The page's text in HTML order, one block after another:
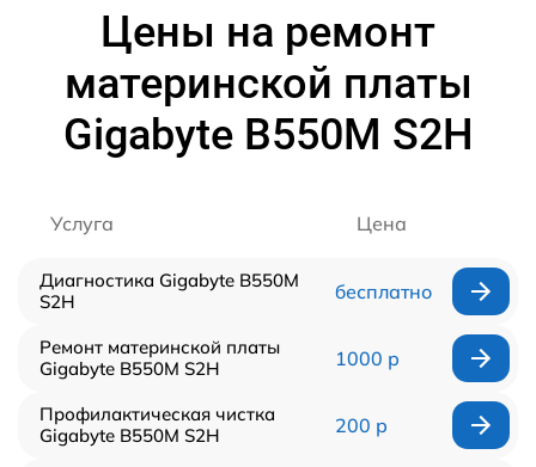
Цены на ремонт
материнской платы
Gigabyte B550M S2H
Услуга Цена
Диагностика Gigabyte B550M
S2H
бесплатно
Ремонт материнской платы
Gigabyte B550M S2H
1000 р
Профилактическая чистка
Gigabyte B550M S2H
200 р